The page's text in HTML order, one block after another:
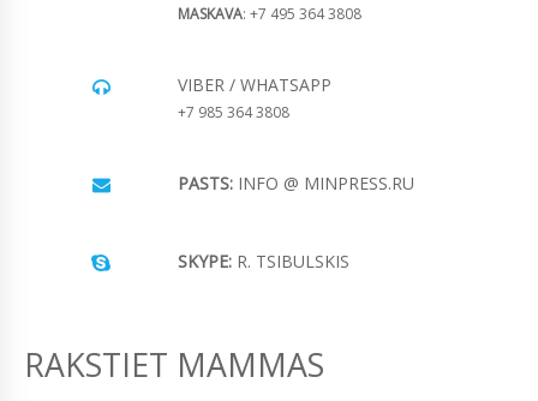
MASKAVA: +7 495 364 3808
VIBER / WHATSAPP
+7 985 364 3808
PASTS: INFO @ MINPRESS.RU
SKYPE: R. TSIBULSKIS
RAKSTIET MAMMAS